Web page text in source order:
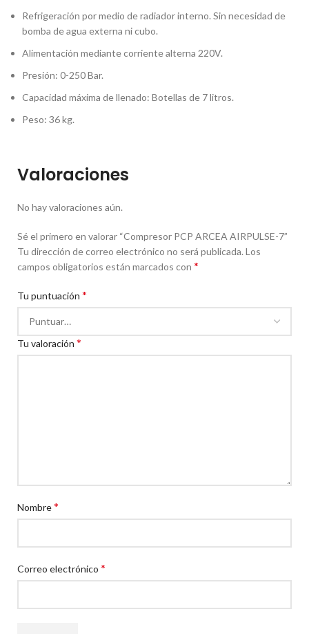
Refrigeración por medio de radiador interno. Sin necesidad de
bomba de agua externa ni cubo.
Alimentación mediante corriente alterna 220V.
Presión: 0-250 Bar.
Capacidad máxima de llenado: Botellas de 7 litros.
Peso: 36 kg.
Valoraciones
No hay valoraciones aún.
Sé el primero en valorar “Compresor PCP ARCEA AIRPULSE-7”
Tu dirección de correo electrónico no será publicada. Los
campos obligatorios están marcados con *
Tu puntuación *
Tu valoración *
Nombre*
Correo electrónico *